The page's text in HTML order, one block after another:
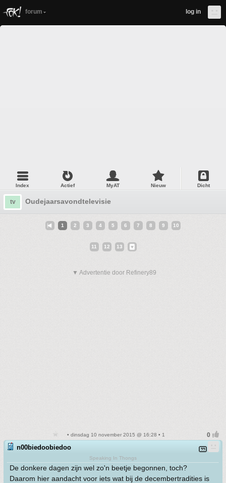
forum log in
Index Actief MyAT Nieuw Dicht
tv Oudejaarsavondtelevisie
1 2 3 4 5 6 7 8 9 10
11 12 13
▼ Advertentie door Refinery89
• dinsdag 10 november 2015 @ 16:28 • 1
n00biedoobiedoo
Speaking In Thongs
De donkere dagen zijn wel zo'n beetje begonnen, toch?
Daarom hier aandacht voor iets wat bij de decembertradities is